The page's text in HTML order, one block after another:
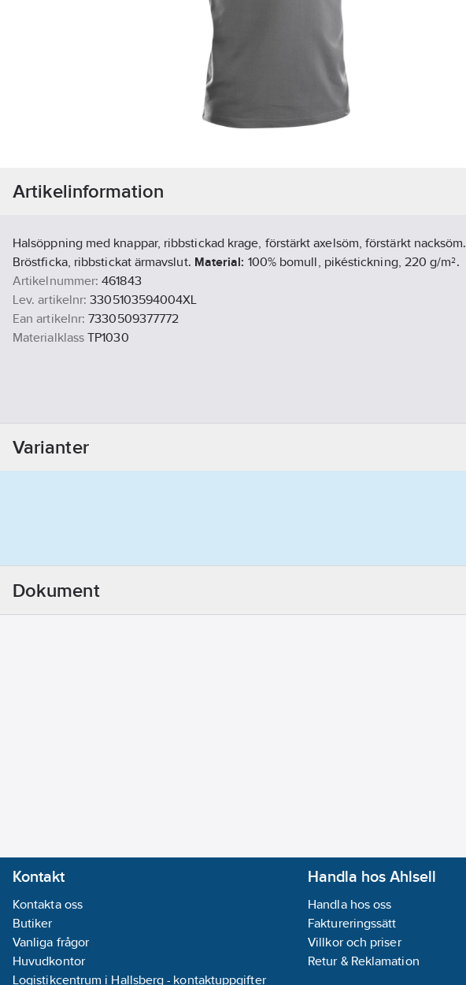
Artikelinformation
Halsöppning med knappar, ribbstickad krage, förstärkt axelsöm, förstärkt nacksöm.
Bröstficka, ribbstickat ärmavslut. Material: 100% bomull, pikéstickning, 220 g/m².
Artikelnummer: 461843
Lev. artikelnr: 3305103594004XL
Ean artikelnr: 7330509377772
Materialklass TP1030
Varianter
Dokument
Kontakt
Kontakta oss
Butiker
Vanliga frågor
Huvudkontor
Logistikcentrum i Hallsberg - kontaktuppgifter
Handla hos Ahlsell
Handla hos oss
Faktureringssätt
Villkor och priser
Retur & Reklamation